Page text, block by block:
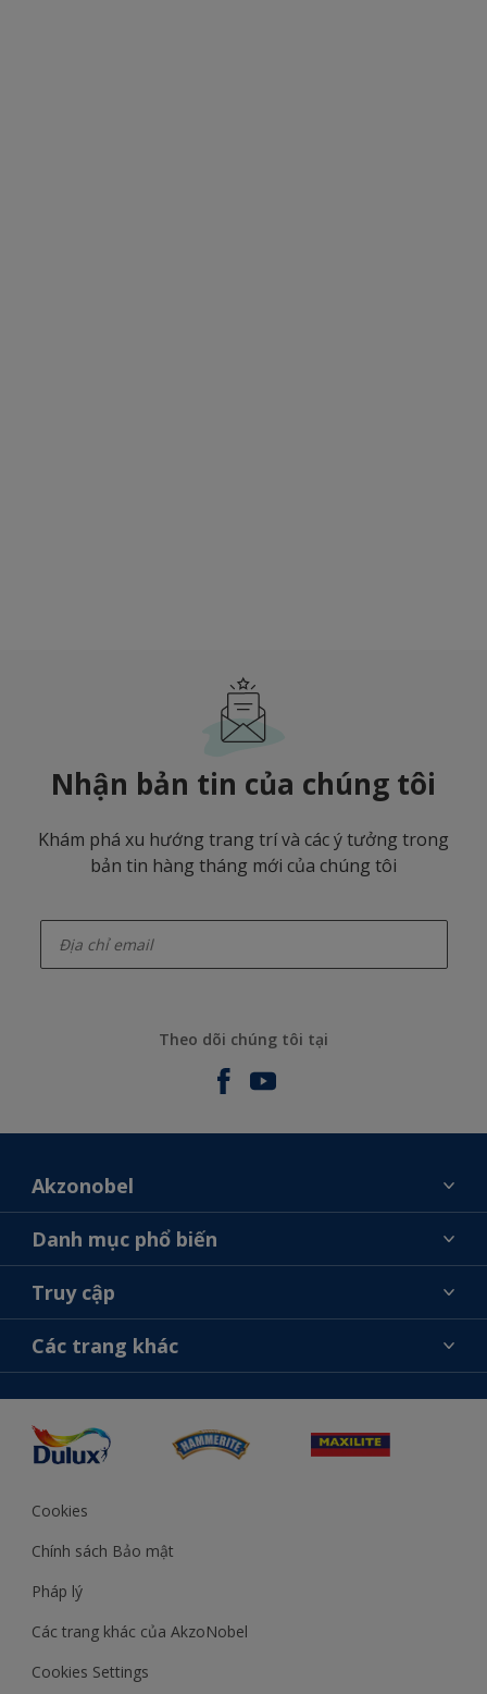
Nhận bản tin của chúng tôi
Khám phá xu hướng trang trí và các ý tưởng trong
bản tin hàng tháng mới của chúng tôi
Theo dõi chúng tôi tại
Akzonobel
Giới thiệu về AkzoNobel
Liên hệ chúng tôi
Tìm một cửa hàng
Danh mục phổ biến
Tìm màu sắc
Chọn sản phẩm
Ý tưởng
Truy cập
Khả năng truy cập
Tính Chính Xác về Màu Sắc
Các trang khác
Cookies
Chính sách Bảo mật
Pháp lý
Các trang khác của AkzoNobel
Cookies Settings